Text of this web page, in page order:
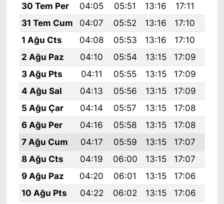
30 Tem Per
04:05 05:51 13:16 17:11
31 Tem Cum
04:07 05:52 13:16 17:10
1 Ağu Cts
04:08 05:53 13:16 17:10
2 Ağu Paz
04:10 05:54 13:15 17:09
3 Ağu Pts
04:11 05:55 13:15 17:09
4 Ağu Sal
04:13 05:56 13:15 17:09
5 Ağu Çar
04:14 05:57 13:15 17:08
6 Ağu Per
04:16 05:58 13:15 17:08
7 Ağu Cum
04:17 05:59 13:15 17:07
8 Ağu Cts
04:19 06:00 13:15 17:07
9 Ağu Paz
04:20 06:01 13:15 17:06
10 Ağu Pts
04:22 06:02 13:15 17:06